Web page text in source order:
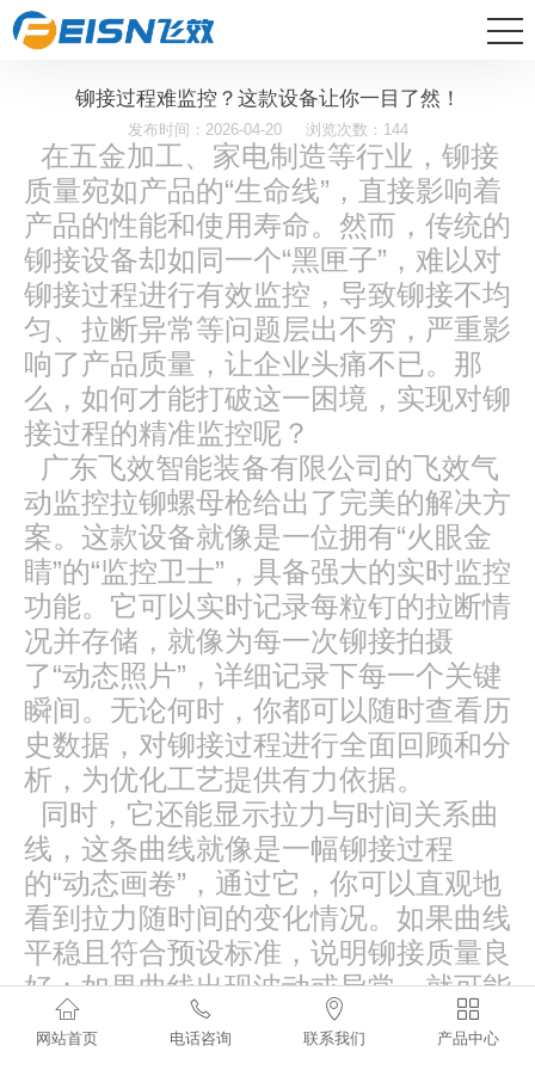
铆接过程难监控？这款设备让你一目了然！
发布时间：2026-04-20 浏览次数：144
在五金加工、家电制造等行业，铆接
质量宛如产品的“生命线”，直接影响着
产品的性能和使用寿命。然而，传统的
铆接设备却如同一个“黑匣子”，难以对
铆接过程进行有效监控，导致铆接不均
匀、拉断异常等问题层出不穷，严重影
响了产品质量，让企业头痛不已。那
么，如何才能打破这一困境，实现对铆
接过程的精准监控呢？
广东飞效智能装备有限公司的飞效气
动监控拉铆螺母枪给出了完美的解决方
案。这款设备就像是一位拥有“火眼金
睛”的“监控卫士”，具备强大的实时监控
功能。它可以实时记录每粒钉的拉断情
况并存储，就像为每一次铆接拍摄
了“动态照片”，详细记录下每一个关键
瞬间。无论何时，你都可以随时查看历
史数据，对铆接过程进行全面回顾和分
析，为优化工艺提供有力依据。
同时，它还能显示拉力与时间关系曲
线，这条曲线就像是一幅铆接过程
的“动态画卷”，通过它，你可以直观地
看到拉力随时间的变化情况。如果曲线
平稳且符合预设标准，说明铆接质量良
好；如果曲线出现波动或异常，就可能
意味着铆接过程中存在问题，需要及时
调整。

网站首页

电话咨询

联系我们

产品中心